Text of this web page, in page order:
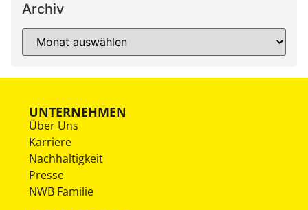
Archiv
UNTERNEHMEN
Über Uns
Karriere
Nachhaltigkeit
Presse
NWB Familie